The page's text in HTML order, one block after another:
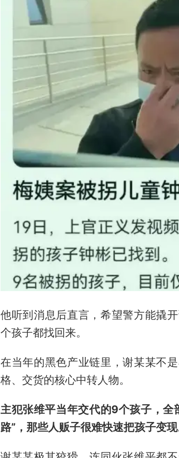
他听到消息后直言，希望警方能撬
个孩子都找回来。
在当年的黑色产业链里，谢某某不
格、交货的核心中转人物。
主犯张维平当年交代的9个孩子，全
路”，那些人贩子很难快速把孩子变现